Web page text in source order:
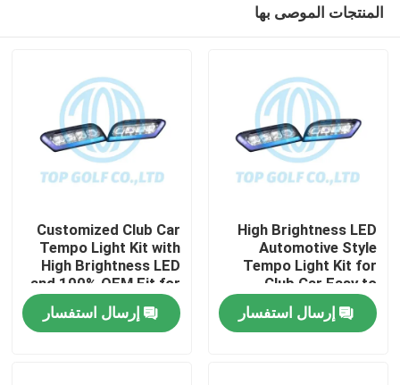
مسكن
المنتجات الموصى بها
High Brightness LED
Automotive Style
Tempo Light Kit for
Club Car Easy to
Install Golf Cart LED
Light Kitإرسال استفسار
Customized Club Car
Tempo Light Kit with
High Brightness LED
and 100% OEM Fit for
Golf Cart
إرسال استفسار